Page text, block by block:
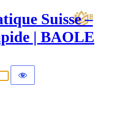
Suisse –
| BAOLE